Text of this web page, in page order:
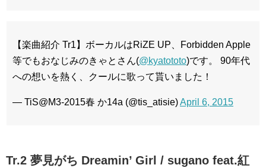
【楽曲紹介 Tr1】ボーカルはRiZE UP、Forbidden Apple
等でもおなじみのきゃとさん(@kyatototo)です。 90年代
への想いを熱く、クールに歌って貰いました！
— TiS@M3-2015春 か14a (@tis_atisie)April 6, 2015
Tr.2 夢見がち Dreamin’ Girl / sugano feat.紅